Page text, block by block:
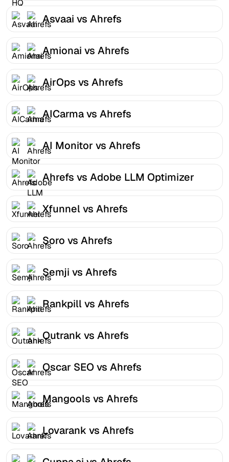
Asvaai vs Ahrefs
Amionai vs Ahrefs
AirOps vs Ahrefs
AICarma vs Ahrefs
AI Monitor vs Ahrefs
Ahrefs vs Adobe LLM Optimizer
Xfunnel vs Ahrefs
Soro vs Ahrefs
Semji vs Ahrefs
Rankpill vs Ahrefs
Outrank vs Ahrefs
Oscar SEO vs Ahrefs
Mangools vs Ahrefs
Lovarank vs Ahrefs